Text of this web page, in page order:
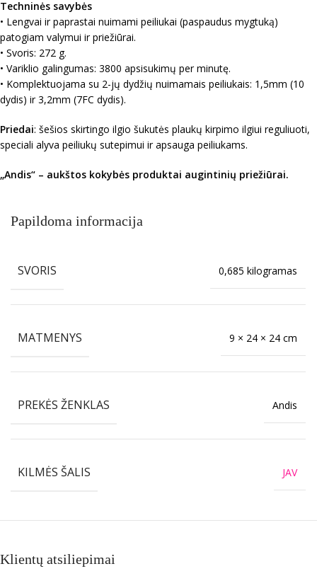
Techninės savybės
• Lengvai ir paprastai nuimami peiliukai (paspaudus mygtuką)
patogiam valymui ir priežiūrai.
• Svoris: 272 g.
• Variklio galingumas: 3800 apsisukimų per minutę.
• Komplektuojama su 2-jų dydžių nuimamais peiliukais: 1,5mm (10
dydis) ir 3,2mm (7FC dydis).
Priedai: šešios skirtingo ilgio šukutės plaukų kirpimo ilgiui reguliuoti,
speciali alyva peiliukų sutepimui ir apsauga peiliukams.
„Andis“ – aukštos kokybės produktai augintinių priežiūrai.
Papildoma informacija
SVORIS 0,685 kilogramas
MATMENYS 9 × 24 × 24 cm
PREKĖS ŽENKLAS Andis
KILMĖS ŠALIS JAV
Klientų atsiliepimai